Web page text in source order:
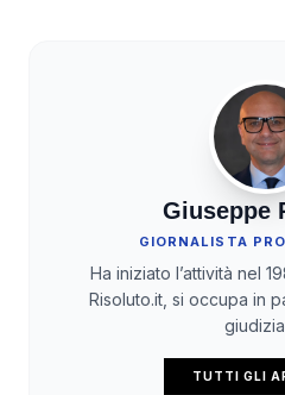
Giuseppe
GIORNALISTA
Ha iniziato l’attività nel
Risoluto.it, si occupa in
TUTTI GLI